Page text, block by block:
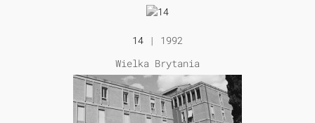
14 | 1992
Wielka Brytania